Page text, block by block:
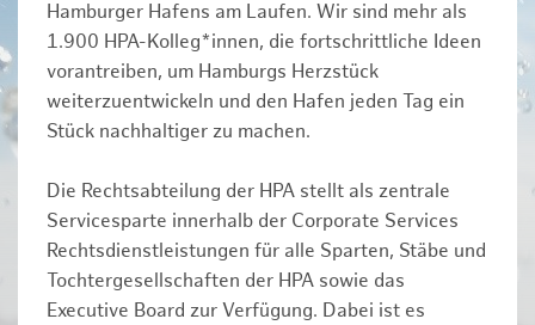
Hamburger Hafens am Laufen. Wir sind mehr als
1.900 HPA-Kolleg*innen, die fortschrittliche Ideen
vorantreiben, um Hamburgs Herzstück
weiterzuentwickeln und den Hafen jeden Tag ein
Stück nachhaltiger zu machen.
Die Rechtsabteilung der HPA stellt als zentrale
Servicesparte innerhalb der Corporate Services
Rechtsdienstleistungen für alle Sparten, Stäbe und
Tochtergesellschaften der HPA sowie das
Executive Board zur Verfügung. Dabei ist es